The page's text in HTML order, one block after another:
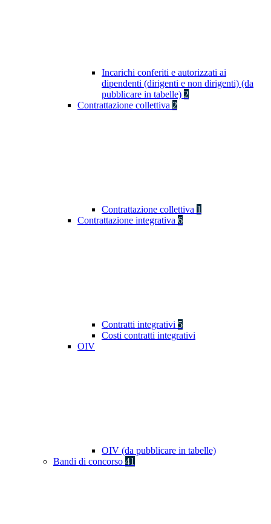
Incarichi conferiti e autorizzati ai
dipendenti (dirigenti e non dirigenti) (da
pubblicare in tabelle) 2
Contrattazione collettiva 2
Contrattazione collettiva 1
Contrattazione integrativa 6
Contratti integrativi 5
Costi contratti integrativi
OIV
OIV (da pubblicare in tabelle)
Bandi di concorso 41